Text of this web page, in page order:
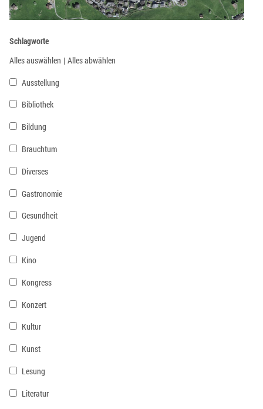
Schlagworte
Alles auswählen | Alles abwählen
Ausstellung
Bibliothek
Bildung
Brauchtum
Diverses
Gastronomie
Gesundheit
Jugend
Kino
Kongress
Konzert
Kultur
Kunst
Lesung
Literatur